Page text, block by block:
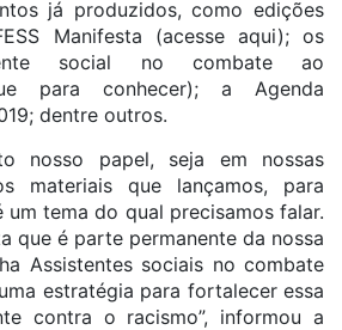
já produzidos, como edições
Manifesta (acesse aqui); os
social no combate ao
para conhecer); a Agenda
dentre outros.
nosso papel, seja em nossas
materiais que lançamos, para
um tema do qual precisamos falar.
que é parte permanente da nossa
Assistentes sociais no combate
estratégia para fortalecer essa
contra o racismo”, informou a